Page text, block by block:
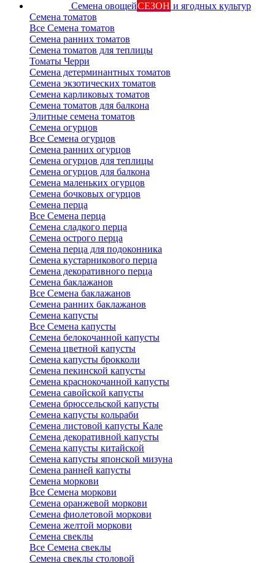
Семена овощейСЕЗОН и ягодных культур
Семена томатов
Все Семена томатов
Семена ранних томатов
Семена томатов для теплицы
Томаты Черри
Семена детерминантных томатов
Семена экзотических томатов
Семена карликовых томатов
Семена томатов для балкона
Элитные семена томатов
Семена огурцов
Все Семена огурцов
Семена ранних огурцов
Семена огурцов для теплицы
Семена огурцов для балкона
Семена маленьких огурцов
Семена бочковых огурцов
Семена перца
Все Семена перца
Семена сладкого перца
Семена острого перца
Семена перца для подоконника
Семена кустарникового перца
Семена декоративного перца
Семена баклажанов
Все Семена баклажанов
Семена ранних баклажанов
Семена капусты
Все Семена капусты
Семена белокочанной капусты
Семена цветной капусты
Семена капусты брокколи
Семена пекинской капусты
Семена краснокочанной капусты
Семена савойской капусты
Семена брюссельской капусты
Семена капусты кольраби
Семена листовой капусты Кале
Семена декоративной капусты
Семена капусты китайской
Семена капусты японской мизуна
Семена ранней капусты
Семена моркови
Все Семена моркови
Семена оранжевой моркови
Семена фиолетовой моркови
Семена желтой моркови
Семена свеклы
Все Семена свеклы
Семена свеклы столовой